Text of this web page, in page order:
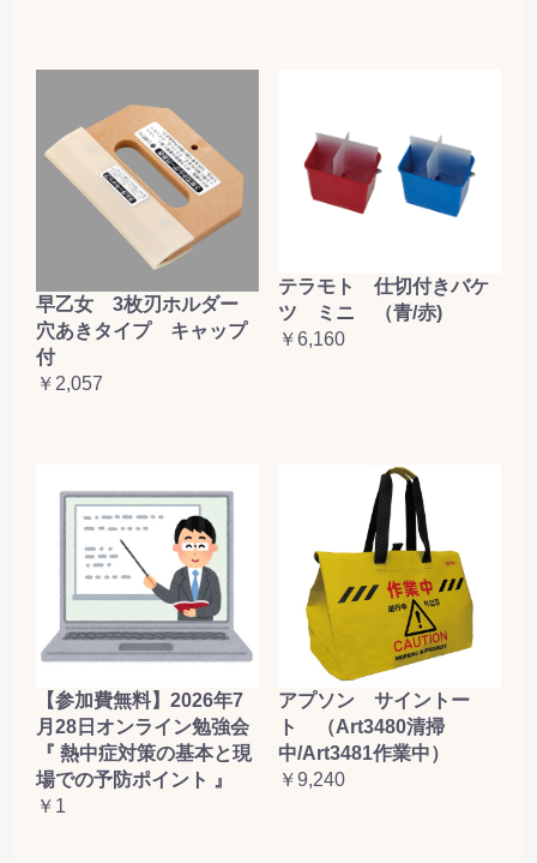
早乙女 3枚刃ホルダー
穴あきタイプ キャップ
付
￥2,057
テラモト 仕切付きバケ
ツ ミニ （青/赤)
￥6,160
【参加費無料】2026年7
月28日オンライン勉強会
『 熱中症対策の基本と現
場での予防ポイント 』
￥1
アプソン サイントー
ト （Art3480清掃
中/Art3481作業中）
￥9,240